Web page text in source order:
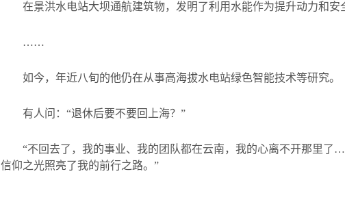
在景洪水电站大坝通航建筑物，发明了利用水能作为提升动力和安
……
如今，年近八旬的他仍在从事高海拔水电站绿色智能技术等研究。
有人问：“退休后要不要回上海？”
“不回去了，我的事业、我的团队都在云南，我的心离不开那里
信仰之光照亮了我的前行之路。”